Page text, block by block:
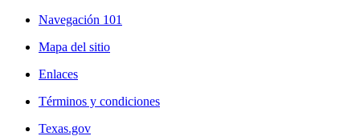
Navegación 101
Mapa del sitio
Enlaces
Términos y condiciones
Texas.gov